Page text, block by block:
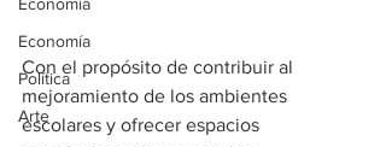
Economía
Política
Arte
Con el propósito de contribuir al
mejoramiento de los ambientes
escolares y ofrecer espacios